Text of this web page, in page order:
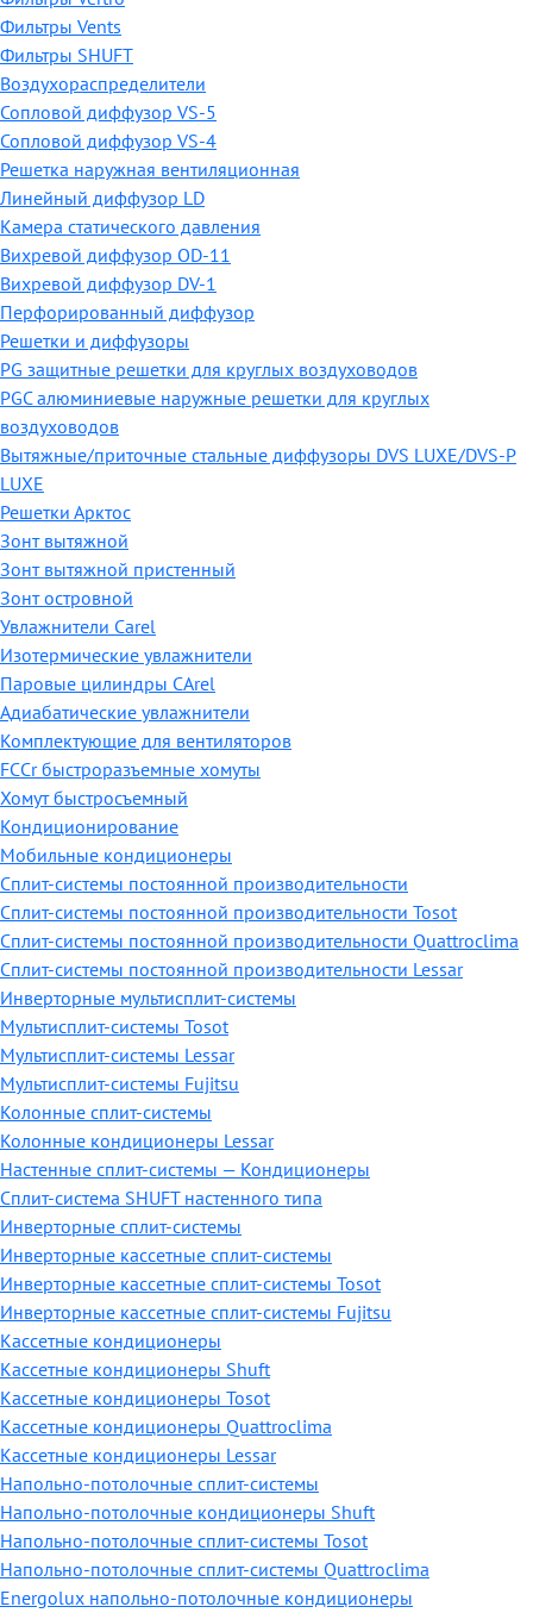
Фильтры Vents
Фильтры SHUFT
Воздухораспределители
Сопловой диффузор VS-5
Сопловой диффузор VS-4
Решетка наружная вентиляционная
Линейный диффузор LD
Камера статического давления
Вихревой диффузор OD-11
Вихревой диффузор DV-1
Перфорированный диффузор
Решетки и диффузоры
PG защитные решетки для круглых воздуховодов
PGC алюминиевые наружные решетки для круглых
воздуховодов
Вытяжные/приточные стальные диффузоры DVS LUXE/DVS-P
LUXE
Решетки Арктос
Зонт вытяжной
Зонт вытяжной пристенный
Зонт островной
Увлажнители Carel
Изотермические увлажнители
Паровые цилиндры CArel
Адиабатические увлажнители
Комплектующие для вентиляторов
FCCr быстроразъемные хомуты
Хомут быстросъемный
Кондиционирование
Мобильные кондиционеры
Сплит-системы постоянной производительности
Сплит-системы постоянной производительности Tosot
Сплит-системы постоянной производительности Quattroclima
Сплит-системы постоянной производительности Lessar
Инверторные мультисплит-системы
Мультисплит-системы Tosot
Мультисплит-системы Lessar
Мультисплит-системы Fujitsu
Колонные сплит-системы
Колонные кондиционеры Lessar
Настенные cплит-системы — Кондиционеры
Сплит-система SHUFT настенного типа
Инверторные сплит-системы
Инверторные кассетные сплит-системы
Инверторные кассетные сплит-системы Tosot
Инверторные кассетные сплит-системы Fujitsu
Кассетные кондиционеры
Кассетные кондиционеры Shuft
Кассетные кондиционеры Tosot
Кассетные кондиционеры Quattroclima
Кассетные кондиционеры Lessar
Напольно-потолочные сплит-системы
Напольно-потолочные кондиционеры Shuft
Напольно-потолочные сплит-системы Tosot
Напольно-потолочные сплит-системы Quattroclima
Energolux напольно-потолочные кондиционеры